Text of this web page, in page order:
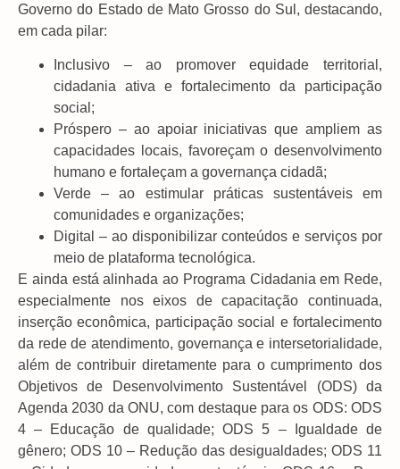
Governo do Estado de Mato Grosso do Sul, destacando,
em cada pilar:
Inclusivo – ao promover equidade territorial,
cidadania ativa e fortalecimento da participação
social;
Próspero – ao apoiar iniciativas que ampliem as
capacidades locais, favoreçam o desenvolvimento
humano e fortaleçam a governança cidadã;
Verde – ao estimular práticas sustentáveis em
comunidades e organizações;
Digital – ao disponibilizar conteúdos e serviços por
meio de plataforma tecnológica.
E ainda está alinhada ao Programa Cidadania em Rede,
especialmente nos eixos de capacitação continuada,
inserção econômica, participação social e fortalecimento
da rede de atendimento, governança e intersetorialidade,
além de contribuir diretamente para o cumprimento dos
Objetivos de Desenvolvimento Sustentável (ODS) da
Agenda 2030 da ONU, com destaque para os ODS: ODS
4 – Educação de qualidade; ODS 5 – Igualdade de
gênero; ODS 10 – Redução das desigualdades; ODS 11